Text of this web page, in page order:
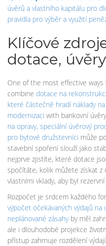
úvěrů a vlastního kapitálu pro
pravidla pro výběr a využití
Klíčové
dotace,
One of the most effective
combine dotace na rekonstrukci
které částečně hradí náklady
modernizaci with bankovní
na opravy, speciální úvěrový
pro bytové družstevníci může
stavební spoření slouží jako
nejprve zjistíte, které dotace
spočítáte, kolik můžete získat
vlastními vklady, aby byl
Rozpočet je srdcem každého
výpočet očekávaných výdajů
neplánované zásahyby měl
ale i dlouhodobé projekce
přístup zahrnuje rozdělení